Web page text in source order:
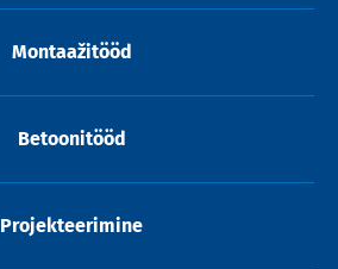
Montaažitööd
Betoonitööd
Projekteerimine